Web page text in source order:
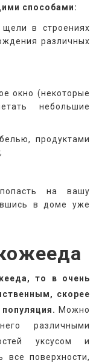
способами:
в строениях
различных
окно (некоторые
небольшие
продуктами
на вашу
в доме уже
то в очень
скорее
Можно
различными
уксусом и
все поверхности,